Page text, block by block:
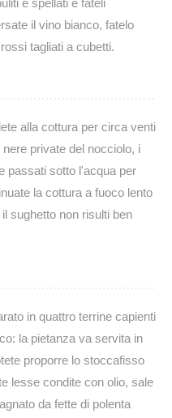
e spellati e fateli
il vino bianco, fatelo
tagliati a cubetti.
alla cottura per circa venti
private del nocciolo, i
passati sotto l'acqua per
la cottura a fuoco lento
sughetto non risulti ben
in quattro terrine capienti
la pietanza va servita in
proporre lo stoccafisso
lesse condite con olio, sale
da fette di polenta